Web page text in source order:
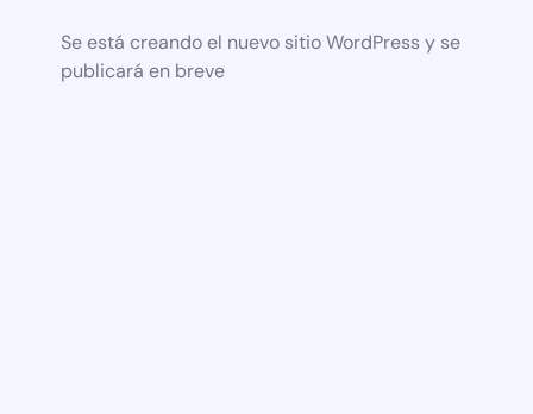
Se está creando el nuevo sitio WordPress y se
publicará en breve